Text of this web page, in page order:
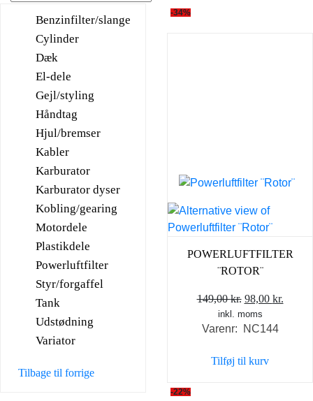
Benzinfilter/slange
Cylinder
Dæk
El-dele
Gejl/styling
Håndtag
Hjul/bremser
Kabler
Karburator
Karburator dyser
Kobling/gearing
Motordele
Plastikdele
Powerluftfilter
Styr/forgaffel
Tank
Udstødning
Variator
Tilbage til forrige
-34%
POWERLUFTFILTER
¨ROTOR¨
149,00kr. Den
oprindelige
pris
149,00 kr..
98,00 kr.
inkl. moms
Varenr: NC144
Tilføj til kurv
-22%